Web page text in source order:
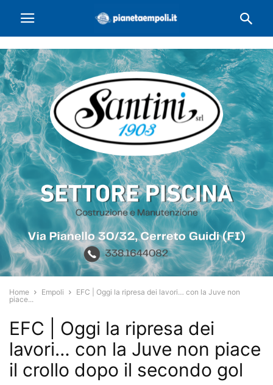
Home Empoli
EFC | Oggi la ripresa dei lavori… con la Juve non
piace...
EFC | Oggi la ripresa dei
lavori… con la Juve non piace
il crollo dopo il secondo gol